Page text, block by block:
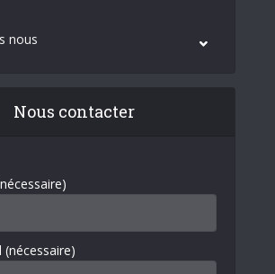
nous
Nous contacter